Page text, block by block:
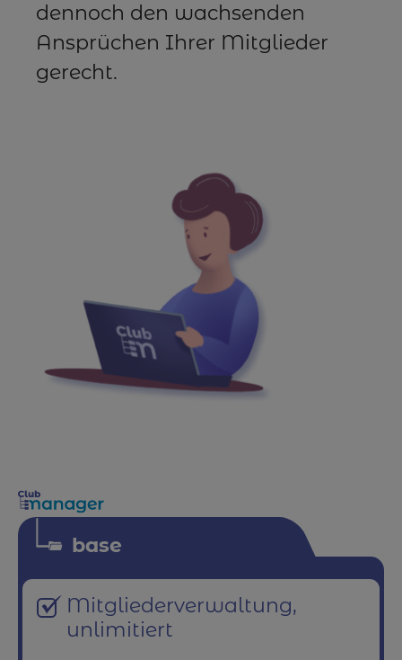
dennoch den wachsenden
Ansprüchen Ihrer Mitglieder
gerecht.
base
Mitgliederverwaltung,
unlimitiert